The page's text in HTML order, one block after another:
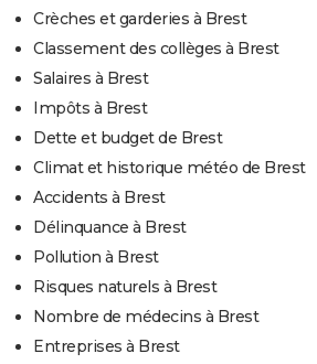
Crèches et garderies à Brest
Classement des collèges à Brest
Salaires à Brest
Impôts à Brest
Dette et budget de Brest
Climat et historique météo de Brest
Accidents à Brest
Délinquance à Brest
Pollution à Brest
Risques naturels à Brest
Nombre de médecins à Brest
Entreprises à Brest